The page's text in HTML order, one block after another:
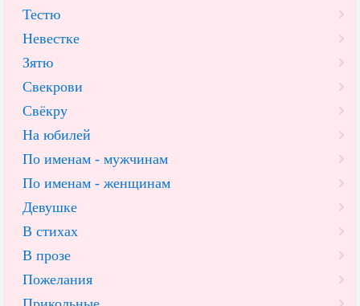
Тестю
Невестке
Зятю
Свекрови
Свёкру
На юбилей
По именам - мужчинам
По именам - женщинам
Девушке
В стихах
В прозе
Пожелания